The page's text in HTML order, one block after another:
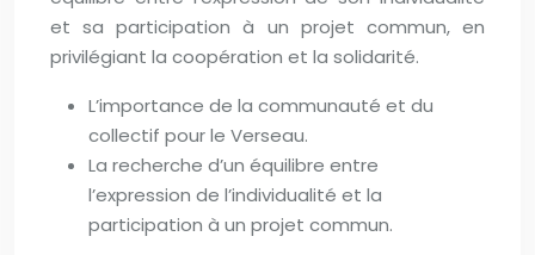
et sa participation à un projet commun, en
privilégiant la coopération et la solidarité.
L’importance de la communauté et du
collectif pour le Verseau.
La recherche d’un équilibre entre
l’expression de l’individualité et la
participation à un projet commun.